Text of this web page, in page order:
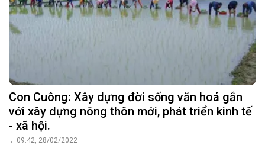
Con Cuông: Xây dựng đời sống văn hoá gắn
với xây dựng nông thôn mới, phát triển kinh tế
- xã hội.
09:42, 28/02/2022